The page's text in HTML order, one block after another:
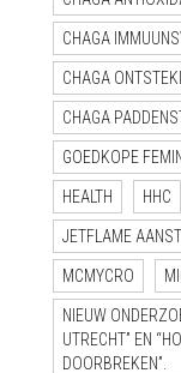
CHAGA
CHAGA
CHAGA
GOEDKOPE
HEALTH HHC
JETFLAME
MCMYCRO
NIEUW
UTRECHT” EN
DOORBREKEN”.